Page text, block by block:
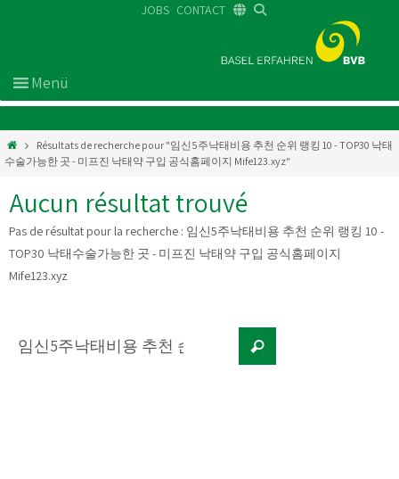
JOBS CONTACT
Résultats de recherche pour "임신5주낙태비용 추천 순위 랭킹 10 - TOP30 낙태
수술가능한 곳 - 미프진 낙태약 구입 공식홈페이지 Mife123.xyz"
Aucun résultat trouvé
Pas de résultat pour la recherche : 임신5주낙태비용 추천 순위 랭킹 10 -
TOP30 낙태수술가능한 곳 - 미프진 낙태약 구입 공식홈페이지
Mife123.xyz